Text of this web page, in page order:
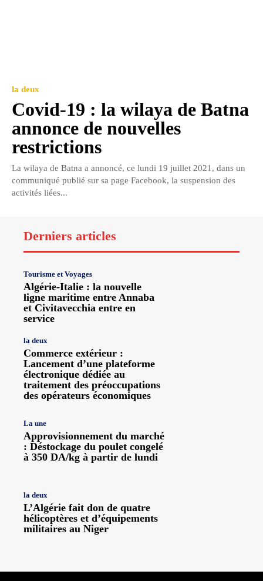
la deux
Covid-19 : la wilaya de Batna
annonce de nouvelles
restrictions
La wilaya de Batna a annoncé, ce lundi 19 juillet 2021, dans un
communiqué publié sur sa page Facebook, la suspension des
activités liées...
Derniers articles
Tourisme et Voyages
Algérie-Italie : la nouvelle
ligne maritime entre Annaba
et Civitavecchia entre en
service
la deux
Commerce extérieur :
Lancement d’une plateforme
électronique dédiée au
traitement des préoccupations
des opérateurs économiques
La une
Approvisionnement du marché
: Déstockage du poulet congelé
à 350 DA/kg à partir de lundi
la deux
L’Algérie fait don de quatre
hélicoptères et d’équipements
militaires au Niger